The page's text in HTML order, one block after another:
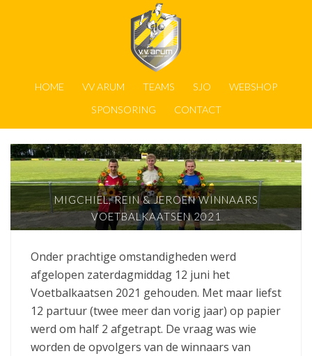
HOME VV ARUM TEAMS SJO
WEBSHOP
SPONSORING
CONTACT
MIGCHIEL, REIN & JEROEN WINNAARS
VOETBALKAATSEN 2021
Onder prachtige omstandigheden werd
afgelopen zaterdagmiddag 12 juni het
Voetbalkaatsen 2021 gehouden. Met maar liefst
12 partuur (twee meer dan vorig jaar) op papier
werd om half 2 afgetrapt. De vraag was wie
worden de opvolgers van de winnaars van